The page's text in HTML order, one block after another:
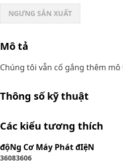
NGƯNG SẢN XUẤT
Mô tả
Chúng tôi vẫn cố gắng thêm
Thông số kỹ thuật
Các kiểu tương thích
độNg Cơ Máy Phát đIệN
36083606